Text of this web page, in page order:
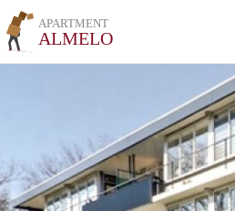
APARTMENT
ALMELO